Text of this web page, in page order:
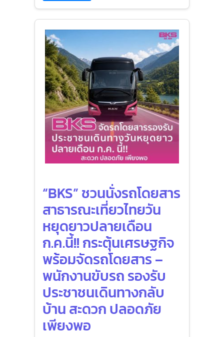
“BKS” ชวนนั่งรถโดยสาร
สาธารณะเที่ยวไทยวัน
หยุดยาวปลายเดือน
ก.ค.นี้!! กระตุ้นเศรษฐกิจ
พร้อมจัดรถโดยสาร –
พนักงานขับรถ รองรับ
ประชาชนเดินทางกลับ
บ้าน สะดวก ปลอดภัย
เพียงพอ